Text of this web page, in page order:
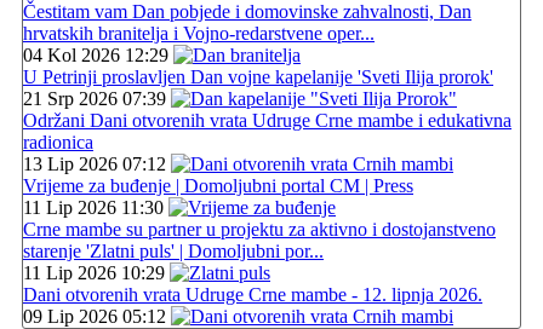
Čestitam vam Dan pobjede i domovinske zahvalnosti, Dan
hrvatskih branitelja i Vojno-redarstvene oper...
04 Kol 2026 12:29
U Petrinji proslavljen Dan vojne kapelanije 'Sveti Ilija prorok'
21 Srp 2026 07:39
Održani Dani otvorenih vrata Udruge Crne mambe i edukativna
radionica
13 Lip 2026 07:12
Vrijeme za buđenje | Domoljubni portal CM | Press
11 Lip 2026 11:30
Crne mambe su partner u projektu za aktivno i dostojanstveno
starenje 'Zlatni puls' | Domoljubni por...
11 Lip 2026 10:29
Dani otvorenih vrata Udruge Crne mambe - 12. lipnja 2026.
09 Lip 2026 05:12